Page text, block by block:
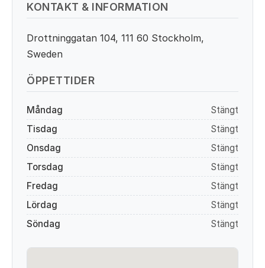
KONTAKT & INFORMATION
Drottninggatan 104, 111 60 Stockholm,
Sweden
ÖPPETTIDER
Måndag
Stängt
Tisdag
Stängt
Onsdag
Stängt
Torsdag
Stängt
Fredag
Stängt
Lördag
Stängt
Söndag
Stängt